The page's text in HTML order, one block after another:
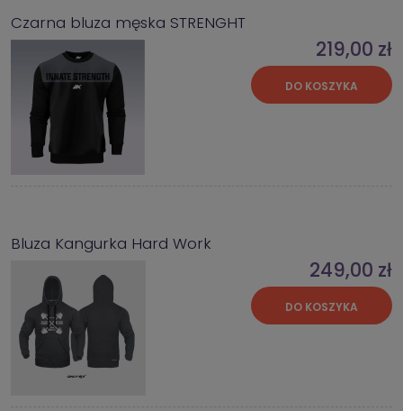
Czarna bluza męska STRENGHT
219,00 zł
DO KOSZYKA
Bluza Kangurka Hard Work
249,00 zł
DO KOSZYKA